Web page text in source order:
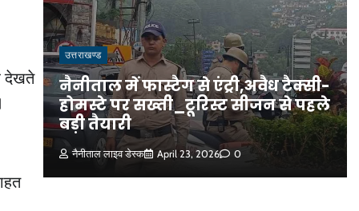
देखते
उत्तराखण्ड
नैनीताल में फास्टैग से एंट्री,अवैध टैक्सी-
होमस्टे पर सख्ती_टूरिस्ट सीजन से पहले
बड़ी तैयारी
नैनीताल लाइव डेस्क April 23, 2026 0